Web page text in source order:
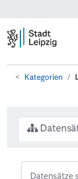
Kategorien